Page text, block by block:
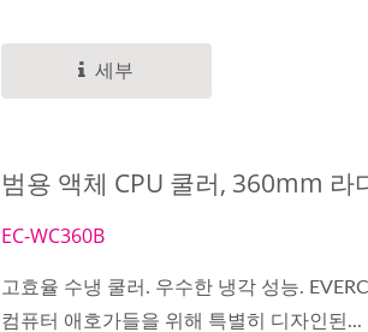
세부
범용 액체 CPU 쿨러, 360mm 라
EC-WC360B
고효율 수냉 쿨러. 우수한 냉각 성능.
컴퓨터 애호가들을 위해 특별히 디자인된...